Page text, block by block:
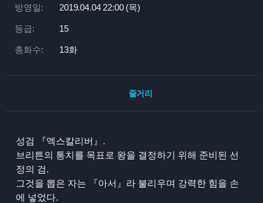
방영일: 2019.04.04 22:00 (목)
등급: 15
총화수: 13화
줄거리
성검 『엑스칼리버』.
브리튼의 통치를 목표로 왕을 결정하기 위해 준비된 선
정의 검.
그것을 뽑은 자는 『아서』라 불리우며 강력한 힘을 손
에 넣었다.